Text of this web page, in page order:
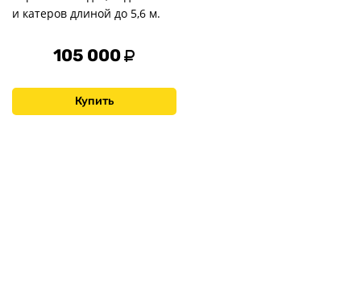
и катеров длиной до 5,6 м.
105 000
Купить